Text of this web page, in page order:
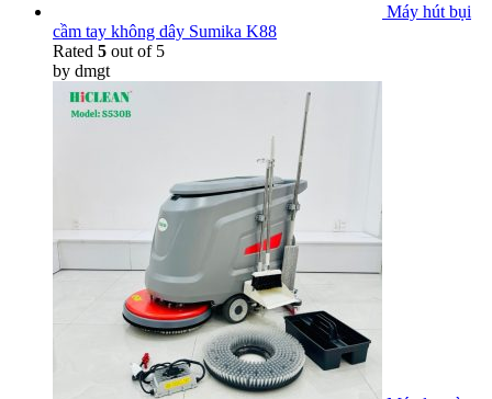
Máy hút bụi
cầm tay không dây Sumika K88
Rated 5 out of 5
by dmgt